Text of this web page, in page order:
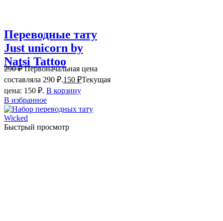
Переводные тату
Just unicorn by
Natsi Tattoo
290₽ Первоначальная цена
составляла 290 ₽.150 ₽Текущая
цена: 150 ₽. В корзину
В избранное
Быстрый просмотр